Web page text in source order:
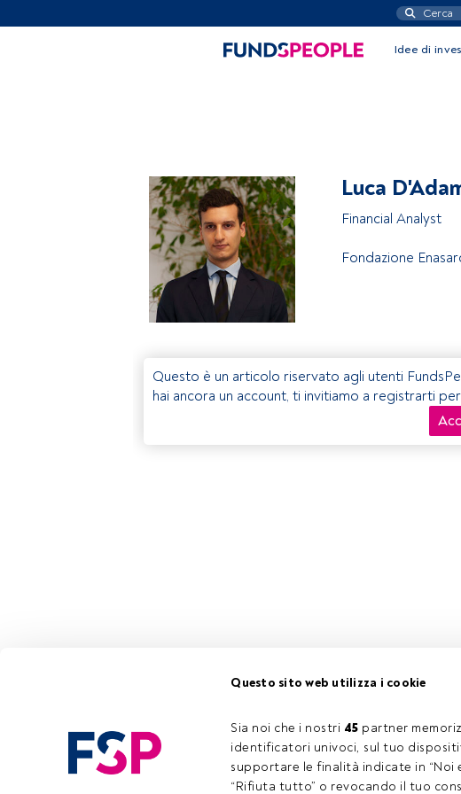
Questo sito web utilizza i cookie
Sia noi che i nostri 45 partner
identificatori univoci, sul tuo
supportare le finalità indicate in
“Rifiuta tutto” o revocando il tuo
Idee di
Luca
Financial Analyst
Fondazione
Questo è un articolo riservato agli utenti
hai ancora un account, ti invitiamo a registrarti